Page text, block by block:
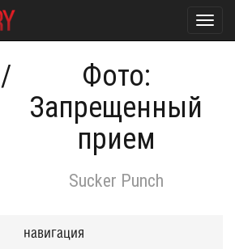
/
Фото:
Запрещенный
прием
Sucker Punch
навигация